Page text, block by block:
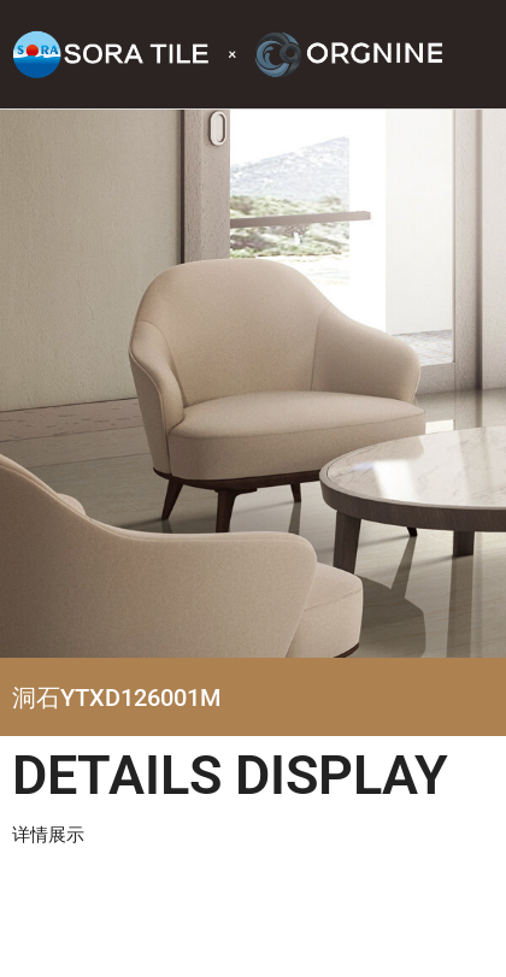
洞石YTXD126001M
DETAILS DISPLAY
详情展示